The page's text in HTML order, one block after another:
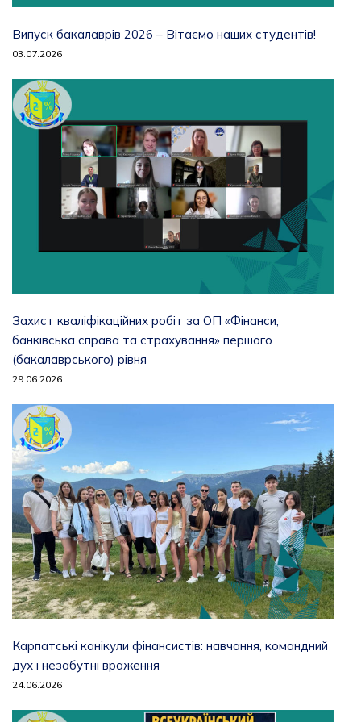
Випуск бакалаврів 2026 – Вітаємо наших студентів!
03.07.2026
Захист кваліфікаційних робіт за ОП «Фінанси,
банківська справа та страхування» першого
(бакалаврського) рівня
29.06.2026
Карпатські канікули фінансистів: навчання, командний
дух і незабутні враження
24.06.2026